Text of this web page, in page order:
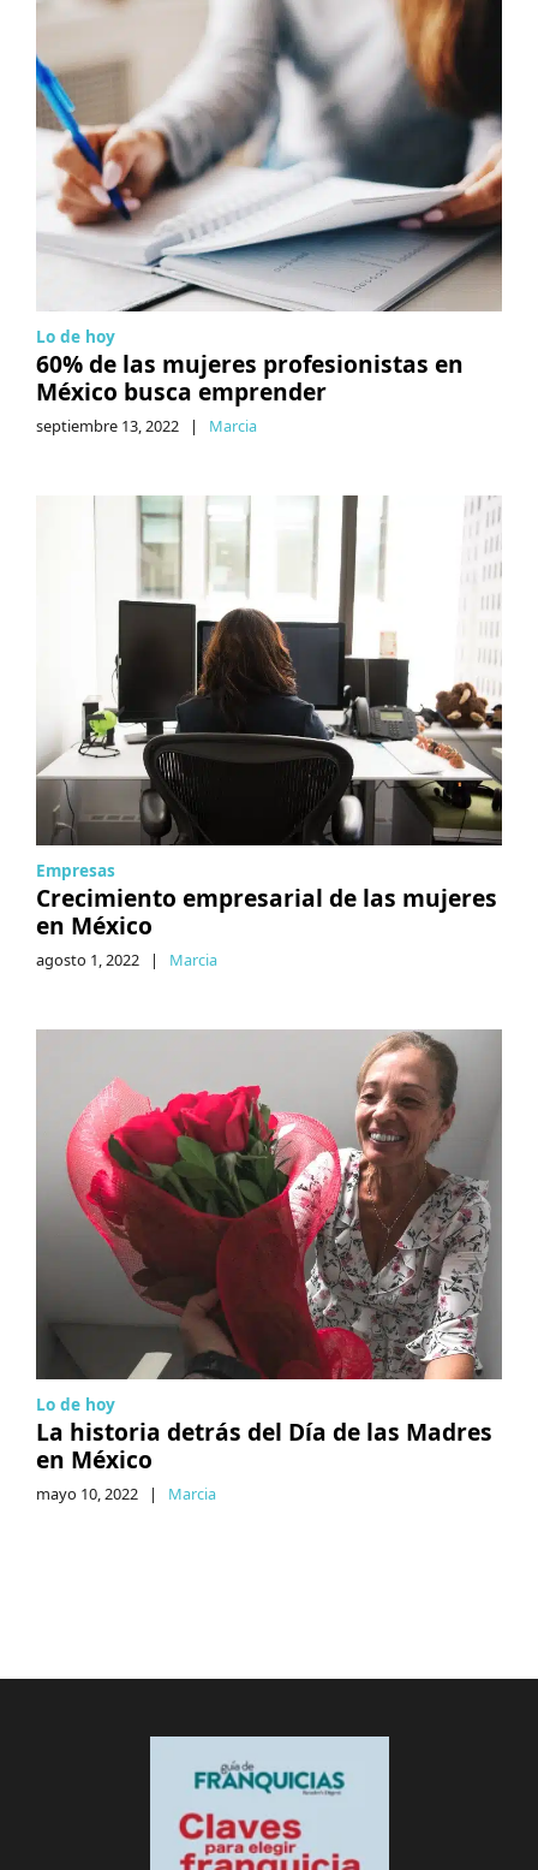
Lo de hoy
60% de las mujeres profesionistas en
México busca emprender
septiembre 13, 2022 | Marcia
Empresas
Crecimiento empresarial de las mujeres
en México
agosto 1, 2022 | Marcia
Lo de hoy
La historia detrás del Día de las Madres
en México
mayo 10, 2022 | Marcia